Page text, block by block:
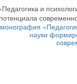
монография
науки